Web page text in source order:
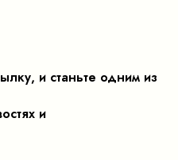
и станьте одним из
и